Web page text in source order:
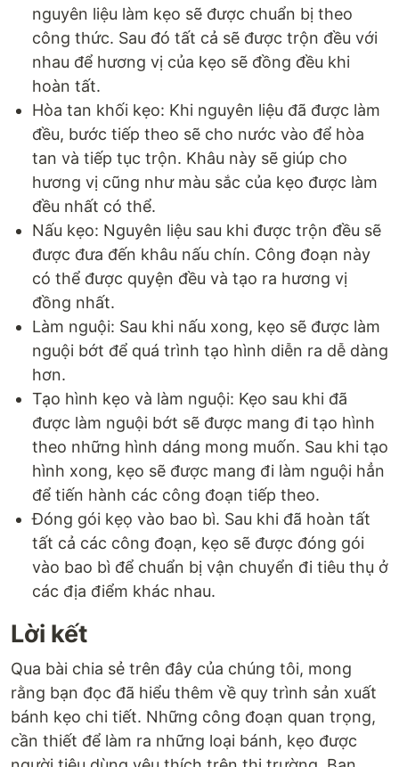
nguyên liệu làm kẹo sẽ được chuẩn bị theo
công thức. Sau đó tất cả sẽ được trộn đều với
nhau để hương vị của kẹo sẽ đồng đều khi
hoàn tất.
Hòa tan khối kẹo: Khi nguyên liệu đã được làm
đều, bước tiếp theo sẽ cho nước vào để hòa
tan và tiếp tục trộn. Khâu này sẽ giúp cho
hương vị cũng như màu sắc của kẹo được làm
đều nhất có thể.
Nấu kẹo: Nguyên liệu sau khi được trộn đều sẽ
được đưa đến khâu nấu chín. Công đoạn này
có thể được quyện đều và tạo ra hương vị
đồng nhất.
Làm nguội: Sau khi nấu xong, kẹo sẽ được làm
nguội bớt để quá trình tạo hình diễn ra dễ dàng
hơn.
Tạo hình kẹo và làm nguội: Kẹo sau khi đã
được làm nguội bớt sẽ được mang đi tạo hình
theo những hình dáng mong muốn. Sau khi tạo
hình xong, kẹo sẽ được mang đi làm nguội hẳn
để tiến hành các công đoạn tiếp theo.
Đóng gói kẹọ vào bao bì. Sau khi đã hoàn tất
tất cả các công đoạn, kẹo sẽ được đóng gói
vào bao bì để chuẩn bị vận chuyển đi tiêu thụ ở
các địa điểm khác nhau.
Lời kết
Qua bài chia sẻ trên đây của chúng tôi, mong
rằng bạn đọc đã hiểu thêm về quy trình sản xuất
bánh kẹo chi tiết. Những công đoạn quan trọng,
cần thiết để làm ra những loại bánh, kẹo được